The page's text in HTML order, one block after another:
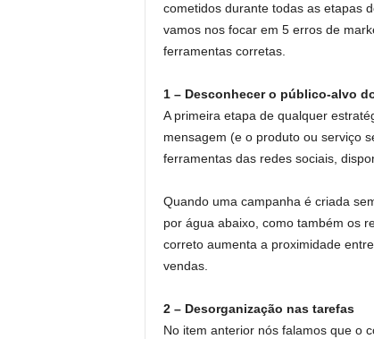
cometidos durante todas as etapas
vamos nos focar em 5 erros de
ferramentas corretas.
1 – Desconhecer o público-alvo
A primeira etapa de qualquer
mensagem (e o produto ou serviço
ferramentas das redes sociais,
Quando uma campanha é criada
por água abaixo, como também os
correto aumenta a proximidade
vendas.
2 – Desorganização nas tarefas
No item anterior nós falamos que o